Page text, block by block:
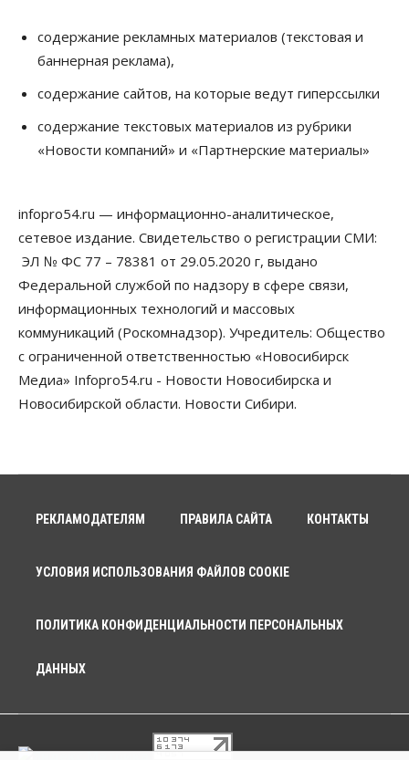
содержание рекламных материалов (текстовая и
баннерная реклама),
содержание сайтов, на которые ведут гиперссылки
содержание текстовых материалов из рубрики
«Новости компаний» и «Партнерские материалы»
infopro54.ru — информационно-аналитическое,
сетевое издание. Свидетельство о регистрации СМИ:
ЭЛ № ФС 77 – 78381 от 29.05.2020 г, выдано
Федеральной службой по надзору в сфере связи,
информационных технологий и массовых
коммуникаций (Роскомнадзор). Учредитель: Общество
с ограниченной ответственностью «Новосибирск
Медиа» Infopro54.ru - Новости Новосибирска и
Новосибирской области. Новости Сибири.
РЕКЛАМОДАТЕЛЯМ ПРАВИЛА САЙТА КОНТАКТЫ
УСЛОВИЯ ИСПОЛЬЗОВАНИЯ ФАЙЛОВ COOKIE
ПОЛИТИКА КОНФИДЕНЦИАЛЬНОСТИ ПЕРСОНАЛЬНЫХ
ДАННЫХ